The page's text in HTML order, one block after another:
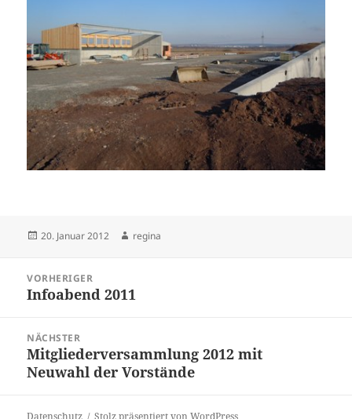
Veröffentlicht
20. Januar 2012 Autor
regina
VORHERIGER
Vorheriger
Infoabend 2011
NÄCHSTER
Nächster
Beitrag:
Mitgliederversammlung 2012 mit
Neuwahl der Vorstände
Datenschutz Stolz präsentiert von WordPress